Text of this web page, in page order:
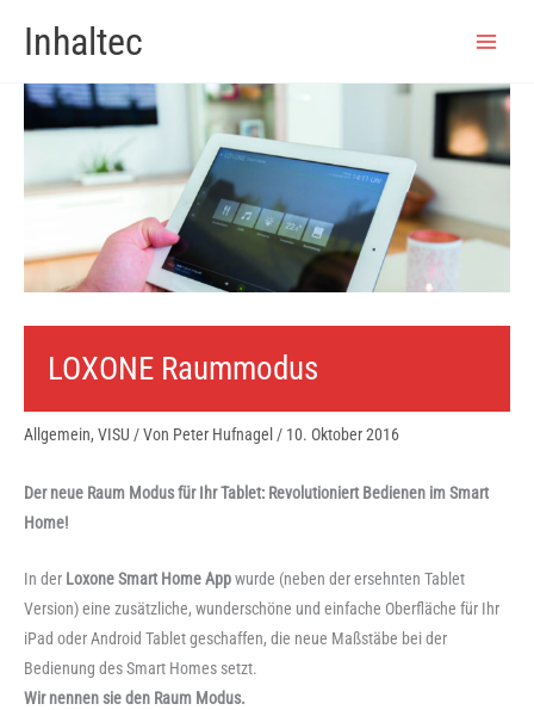
Inhaltec
LOXONE Raummodus
Allgemein, VISU / Von Peter Hufnagel / 10. Oktober 2016
Der neue Raum Modus für Ihr Tablet: Revolutioniert Bedienen im Smart
Home!
In der Loxone Smart Home Appwurde (neben der ersehnten Tablet
Version) eine zusätzliche, wunderschöne und einfache Oberfläche für Ihr
iPad oder Android Tablet geschaffen, die neue Maßstäbe bei der
Bedienung des Smart Homes setzt.
Wir nennen sie den Raum Modus.